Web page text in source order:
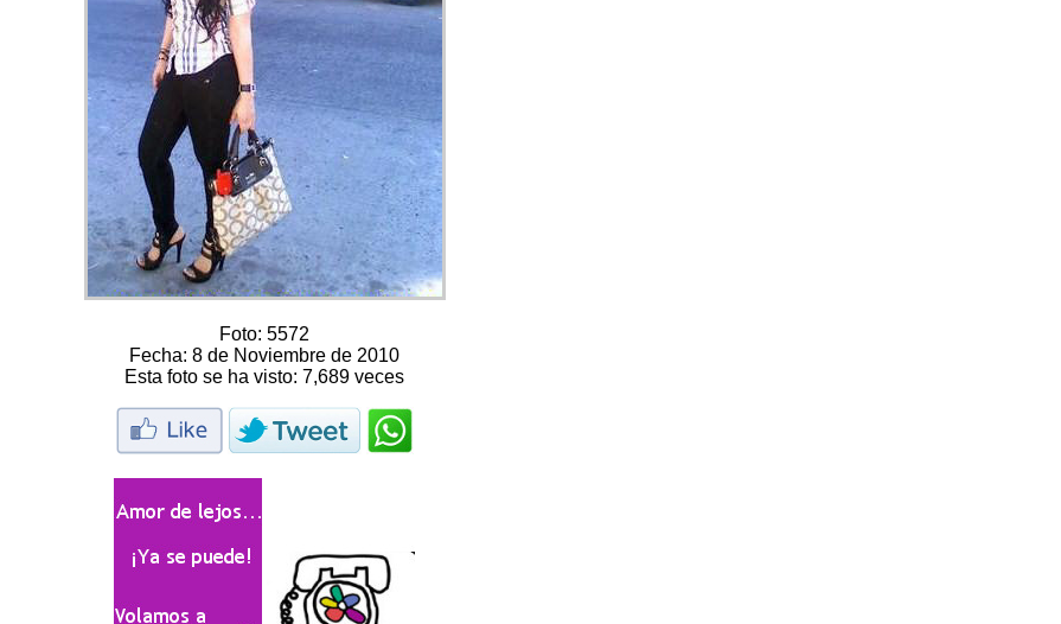
Foto: 5572
Fecha: 8 de Noviembre de 2010
Esta foto se ha visto: 7,689 veces